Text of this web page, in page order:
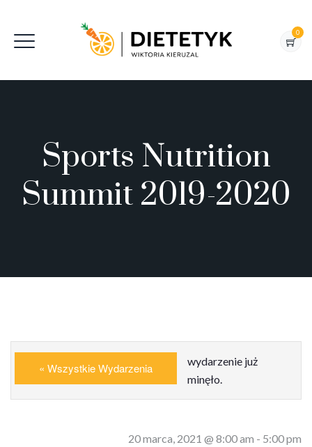
0
Sports Nutrition
Summit 2019-2020
« Wszystkie Wydarzenia
wydarzenie już
minęło.
20 marca, 2021 @ 8:00 am - 5:00 pm